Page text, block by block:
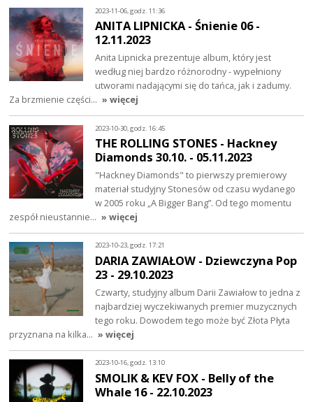
2023-11-06, godz. 11:36
ANITA LIPNICKA - Śnienie 06 -
12.11.2023
Anita Lipnicka prezentuje album, który jest
według niej bardzo różnorodny - wypełniony
utworami nadającymi się do tańca, jak i zadumy.
Za brzmienie części… » więcej
2023-10-30, godz. 16:45
THE ROLLING STONES - Hackney
Diamonds 30.10. - 05.11.2023
"Hackney Diamonds" to pierwszy premierowy
materiał studyjny Stonesów od czasu wydanego
w 2005 roku „A Bigger Bang”. Od tego momentu
zespół nieustannie… » więcej
2023-10-23, godz. 17:21
DARIA ZAWIAŁOW - Dziewczyna Pop
23 - 29.10.2023
Czwarty, studyjny album Darii Zawiałow to jedna z
najbardziej wyczekiwanych premier muzycznych
tego roku. Dowodem tego może być Złota Płyta
przyznana na kilka… » więcej
2023-10-16, godz. 13:10
SMOLIK & KEV FOX - Belly of the
Whale 16 - 22.10.2023